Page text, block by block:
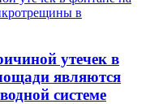
утечек в
являются
системе